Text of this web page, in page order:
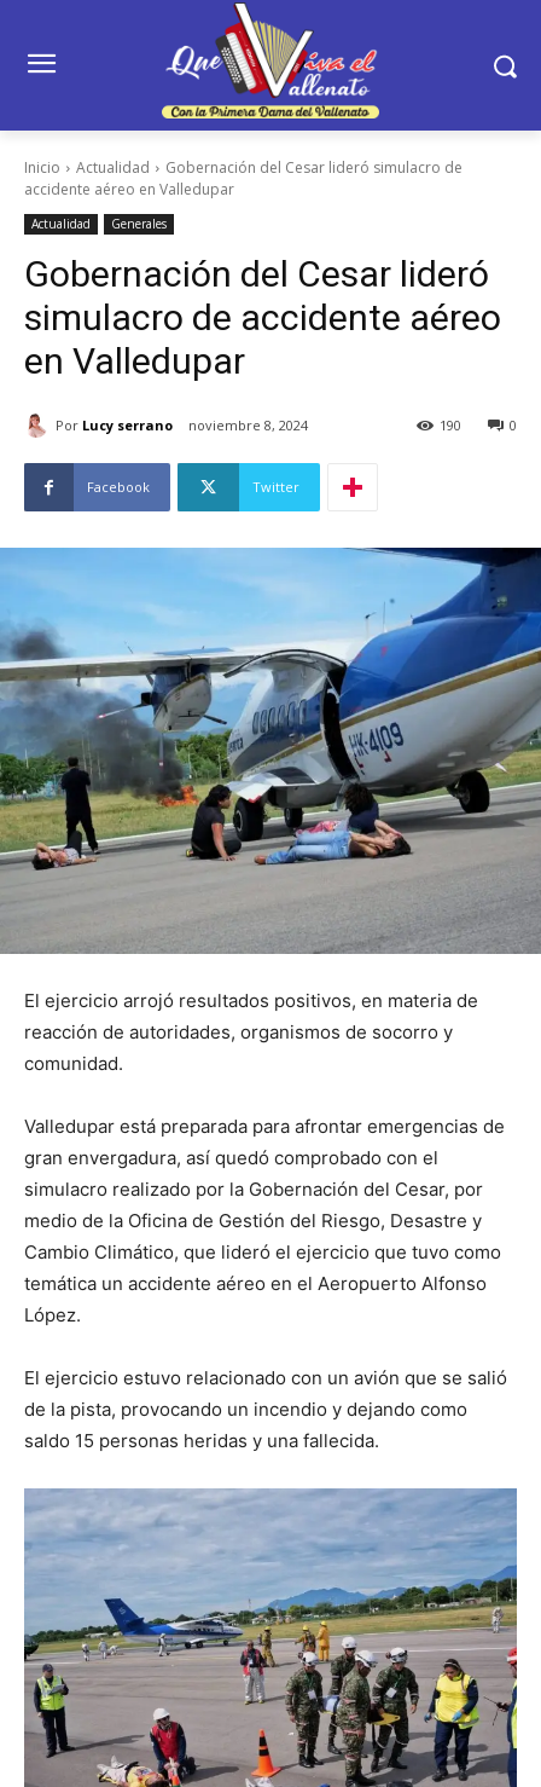
Inicio Actualidad
Gobernación del Cesar lideró simulacro de
accidente aéreo en Valledupar
Actualidad Generales
Gobernación del Cesar lideró
simulacro de accidente aéreo
en Valledupar
Por Lucy serrano noviembre 8, 2024 0
190
Facebook Twitter
El ejercicio arrojó resultados positivos, en materia de
reacción de autoridades, organismos de socorro y
comunidad.
Valledupar está preparada para afrontar emergencias de
gran envergadura, así quedó comprobado con el
simulacro realizado por la Gobernación del Cesar, por
medio de la Oficina de Gestión del Riesgo, Desastre y
Cambio Climático, que lideró el ejercicio que tuvo como
temática un accidente aéreo en el Aeropuerto Alfonso
López.
El ejercicio estuvo relacionado con un avión que se salió
de la pista, provocando un incendio y dejando como
saldo 15 personas heridas y una fallecida.